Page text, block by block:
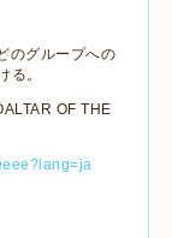
のグループへの
る。
OF THE